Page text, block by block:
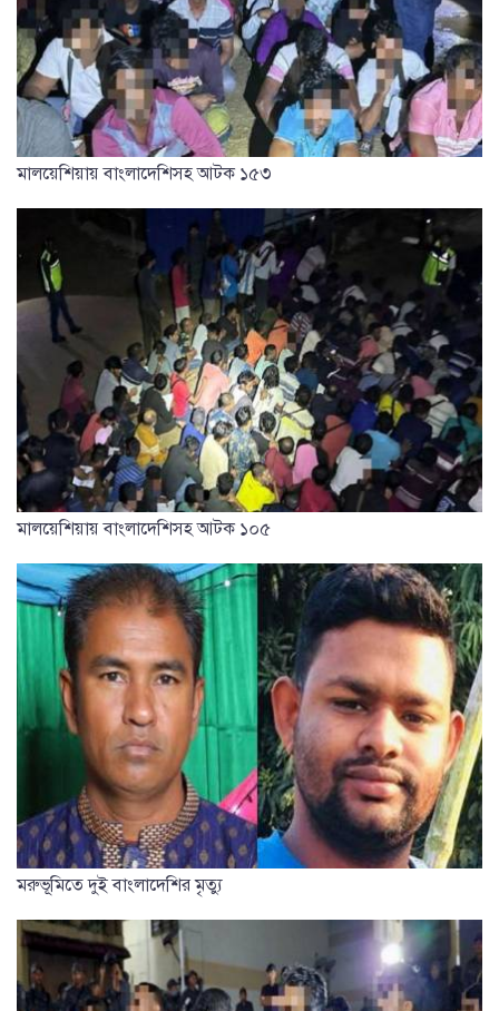
মালয়েশিয়ায় বাংলাদেশিসহ আটক ১৫৩
মালয়েশিয়ায় বাংলাদেশিসহ আটক ১০৫
মরুভূমিতে দুই বাংলাদেশির মৃত্যু